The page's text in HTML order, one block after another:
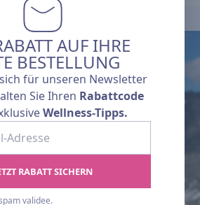
Pharmalp
GEIST –
DIE
AUF IHRE
BESTELLUNG
für unseren Newsletter
Sie Ihren Rabattcode
Wellness-Tipps.
RABATT SICHERN
validee.